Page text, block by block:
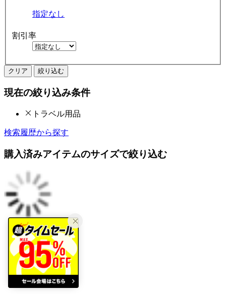
指定なし
割引率
クリア 絞り込む
現在の絞り込み条件
トラベル用品
検索履歴から探す
購入済みアイテムのサイズで絞り込む